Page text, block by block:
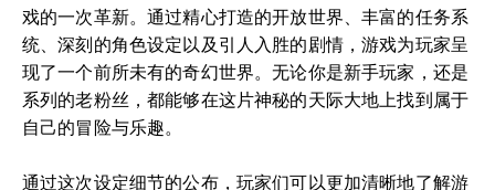
戏的一次革新。通过精心打造的开放世界、丰富的任务系
统、深刻的角色设定以及引人入胜的剧情，游戏为玩家呈
现了一个前所未有的奇幻世界。无论你是新手玩家，还是
系列的老粉丝，都能够在这片神秘的天际大地上找到属于
自己的冒险与乐趣。
通过这次设定细节的公布，玩家们可以更加清晰地了解游